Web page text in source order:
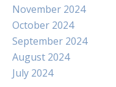
November 2024
October 2024
September 2024
August 2024
July 2024